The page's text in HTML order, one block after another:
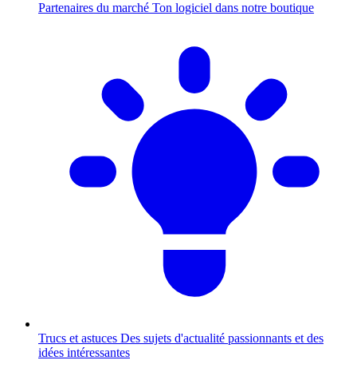
Partenaires du marché Ton logiciel dans notre boutique
Trucs et astuces Des sujets d'actualité passionnants et des
idées intéressantes